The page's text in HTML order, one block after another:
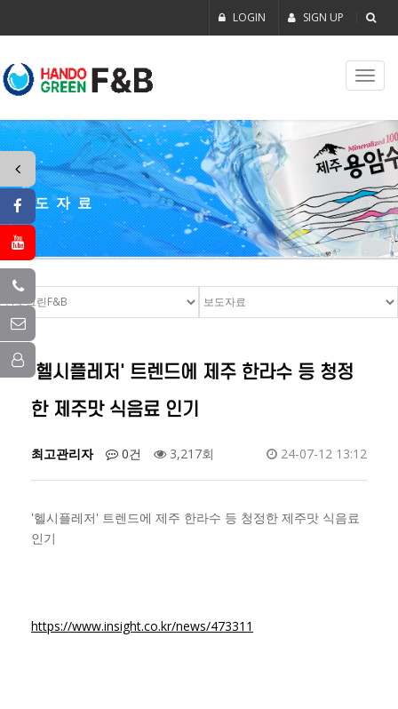
LOGIN SIGN UP
보도자료
'헬시플레저' 트렌드에 제주 한라수 등 청정
한 제주맛 식음료 인기
최고관리자 0건 3,217회 24-07-12 13:12
'헬시플레저' 트렌드에 제주 한라수 등 청정한 제주맛 식음료
인기
https://www.insight.co.kr/news/473311